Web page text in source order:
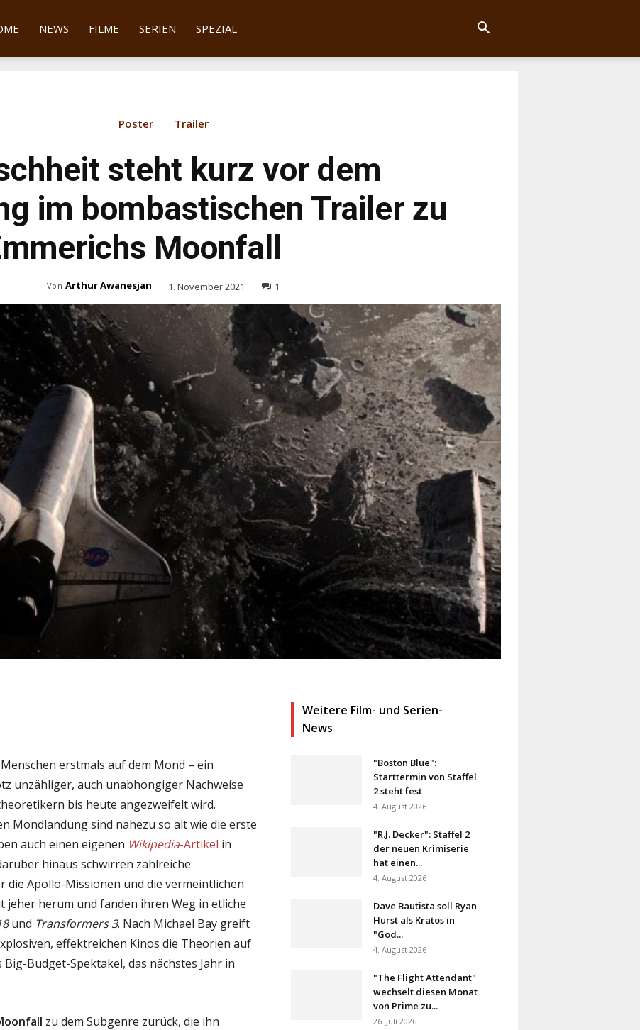
NEWS FILME SERIEN SPEZIAL
Poster Trailer
steht kurz vor dem
im bombastischen Trailer zu
Moonfall
Von Arthur Awanesjan 1. November 2021 1
erstmals auf dem Mond – ein
unzähliger, auch unabhöngiger Nachweise
bis heute angezweifelt wird.
Mondlandung sind nahezu so alt wie die erste
auch einen eigenen Wikipedia-Artikel in
hinaus schwirren zahlreiche
Apollo-Missionen und die vermeintlichen
jeher herum und fanden ihren Weg in etliche
und Transformers 3. Nach Michael Bay greift
effektreichen Kinos die Theorien auf
Budget-Spektakel, das nächstes Jahr in
zu dem Subgenre zurück, die ihn
Weitere Film- und Serien-
News
"Boston Blue":
Starttermin von Staffel
2 steht fest
4. August 2026
"R.J. Decker": Staffel 2
der neuen Krimiserie
hat einen...
4. August 2026
Dave Bautista soll Ryan
Hurst als Kratos in
"God...
4. August 2026
"The Flight Attendant"
wechselt diesen Monat
von Prime zu...
26. Juli 2026